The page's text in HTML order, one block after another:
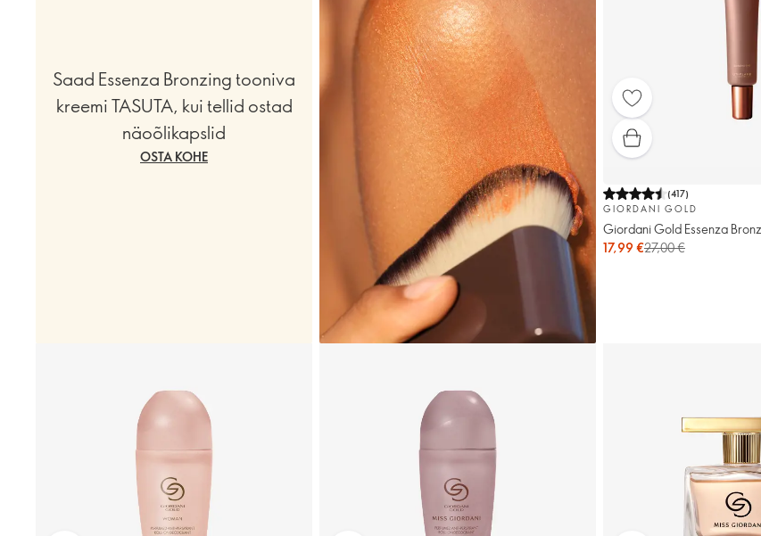
Saad Essenza Bronzing tooniva
kreemi TASUTA, kui tellid ostad
näoõlikapslid
OSTA KOHE
(417)
GIORDANI GOLD
Giordani Gold Essenza
17,99 €27,00 €